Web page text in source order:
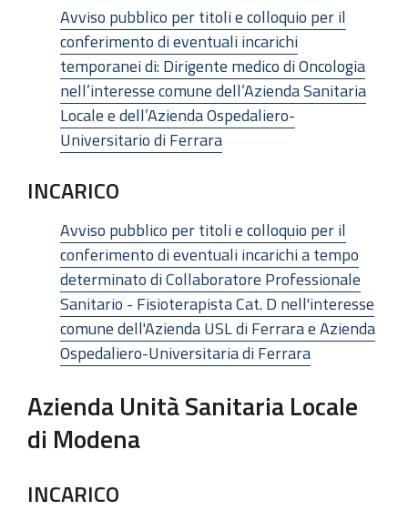
Avviso pubblico per titoli e colloquio per il
conferimento di eventuali incarichi
temporanei di: Dirigente medico di Oncologia
nell’interesse comune dell’Azienda Sanitaria
Locale e dell’Azienda Ospedaliero-
Universitario di Ferrara
INCARICO
Avviso pubblico per titoli e colloquio per il
conferimento di eventuali incarichi a tempo
determinato di Collaboratore Professionale
Sanitario - Fisioterapista Cat. D nell'interesse
comune dell'Azienda USL di Ferrara e Azienda
Ospedaliero-Universitaria di Ferrara
Azienda Unità Sanitaria Locale
di Modena
INCARICO